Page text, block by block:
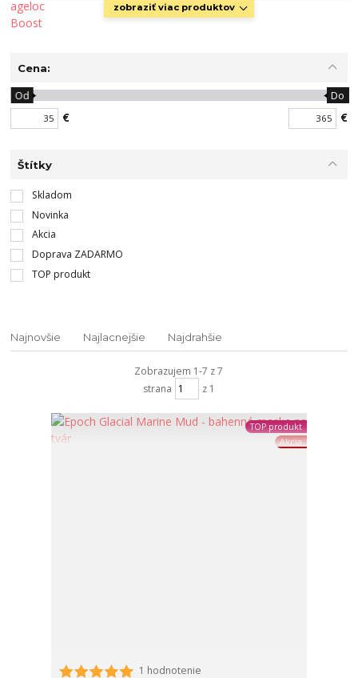
zobraziť viac produktov
Cena:
€
Od Do
€
Štítky
Skladom
Novinka
Akcia
Doprava ZADARMO
TOP produkt
Najnovšie Najlacnejšie Najdrahšie
Zobrazujem 1-7 z 7
strana
z 1
TOP produkt
Akcia
1 hodnotenie